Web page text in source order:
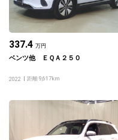
337.4 万円
ベンツ他 ＥＱＡ２５０
2022 距離 9,617km